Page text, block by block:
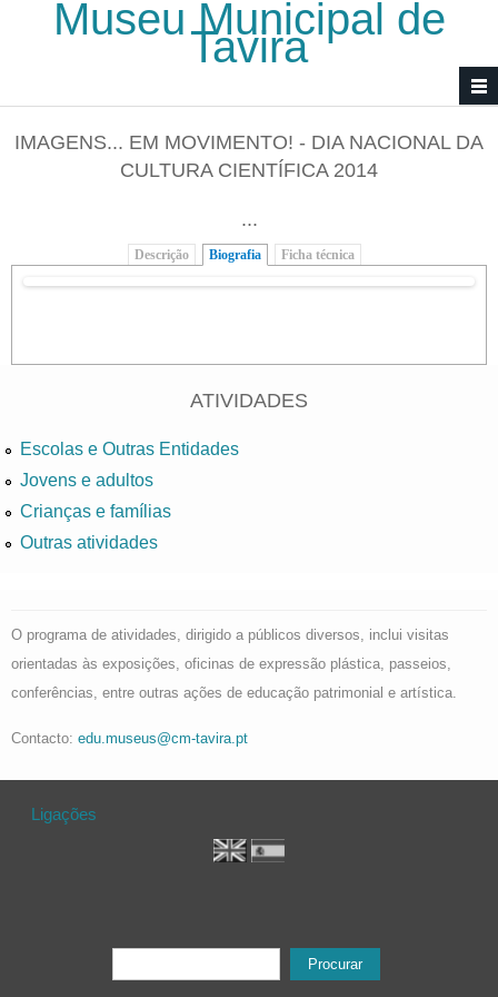
Passar para o conteúdo principal
Museu Municipal de
Tavira
IMAGENS... EM MOVIMENTO! - DIA NACIONAL DA
CULTURA CIENTÍFICA 2014
...
Descrição Biografia (separador ativo)
Ficha técnica
ATIVIDADES
Escolas e Outras Entidades
Jovens e adultos
Crianças e famílias
Outras atividades
O programa de atividades, dirigido a públicos diversos, inclui visitas
orientadas às exposições, oficinas de expressão plástica, passeios,
conferências, entre outras ações de educação patrimonial e artística.
Contacto: edu.museus@cm-tavira.pt
Ligações
Formulário de procura